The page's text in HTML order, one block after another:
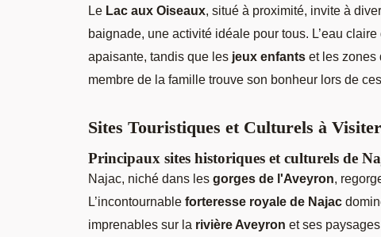
Le Lac aux Oiseaux, situé à proximité, invite à
baignade, une activité idéale pour tous. L’eau
apaisante, tandis que les jeux enfants et les zones
membre de la famille trouve son bonheur lors de ces
Sites Touristiques et Culturels à Visiter
Principaux sites historiques et culturels de
Najac, niché dans les gorges de l'Aveyron,
L’incontournable forteresse royale de Najac
imprenables sur la rivière Aveyron et ses